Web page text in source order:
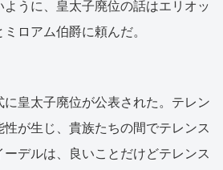
うに、皇太子廃位の話はエリオッ
ロアム伯爵に頼んだ。
に皇太子廃位が公表された。テレン
が生じ、貴族たちの間でテレンス
デルは、良いことだけどテレンス